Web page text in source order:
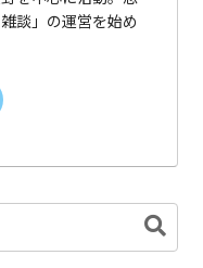
談」の運営を始め